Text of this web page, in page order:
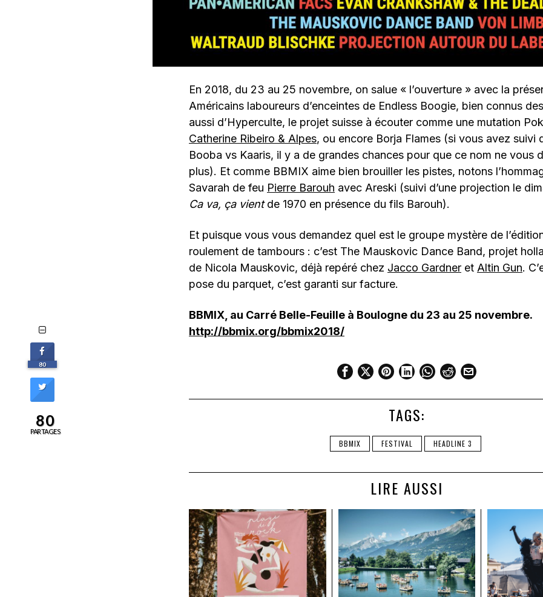
En 2018, du 23 au 25 novembre, on salue « l’ouverture » avec la
Américains laboureurs d’enceintes de Endless Boogie, bien connus
aussi d’Hyperculte, le projet suisse à écouter comme une mutation
Catherine Ribeiro & Alpes, ou encore Borja Flames (si vous avez suivi
Booba vs Kaaris, il y a de grandes chances pour que ce nom ne vous
plus). Et comme BBMIX aime bien brouiller les pistes, notons
Savarah de feu Pierre Barouh avec Areski (suivi d’une projection le
Ca va, ça vientde 1970 en présence du fils Barouh).
Et puisque vous vous demandez quel est le groupe mystère de
roulement de tambours : c’est The Mauskovic Dance Band, projet
de Nicola Mauskovic, déjà repéré chez Jacco Gardner et Altin Gun.
pose du parquet, c’est garanti sur facture.
BBMIX, au Carré Belle-Feuille à Boulogne du 23 au 25 novembre.
http://bbmix.org/bbmix2018/
TAGS:
BBMIX FESTIVAL HEADLINE 3
LIRE AUSSI
80
80
PARTAGES